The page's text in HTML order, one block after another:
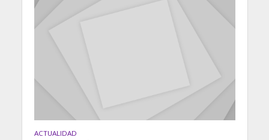
ACTUALIDAD